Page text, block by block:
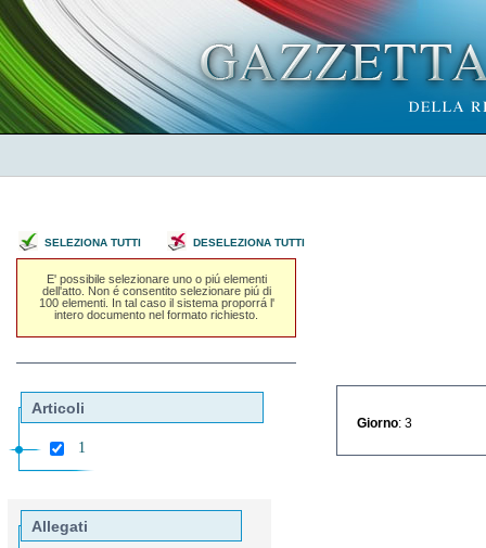
SELEZIONA TUTTI DESELEZIONA TUTTI
E' possibile selezionare uno o piú elementi
dell'atto. Non é consentito selezionare piú di
100 elementi. In tal caso il sistema proporrá l'
intero documento nel formato richiesto.
Articoli
1
Allegati
Giorno : 3